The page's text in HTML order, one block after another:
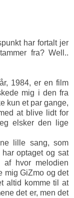
har fortalt jer
fra? Well..
1984, er en film
mig i den fra
kun et par gange,
at blive lidt for
elsker den lige
lille sang, som
optaget og sat
hvor melodien
mig GiZmo og det
altid komme til at
det er, men det